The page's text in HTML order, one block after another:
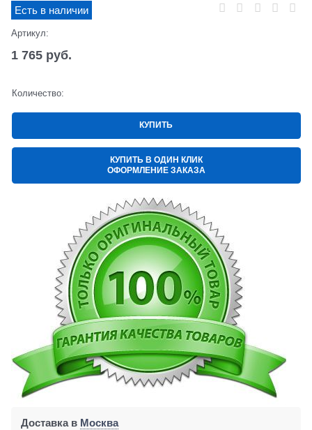
Есть в наличии
Артикул:
1 765 руб.
Количество:
КУПИТЬ
КУПИТЬ В ОДИН КЛИК
ОФОРМЛЕНИЕ ЗАКАЗА
Доставка в Москва